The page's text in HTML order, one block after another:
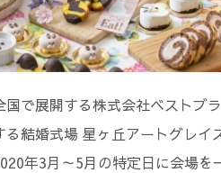
で展開する株式会社ベストブ
結婚式場 星ヶ丘アートグレイ
年3月～5月の特定日に会場